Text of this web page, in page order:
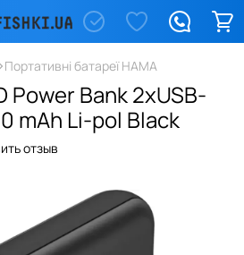
Портативні батареї HAMA
Power Bank 2xUSB-
mAh Li-pol Black
отзыв